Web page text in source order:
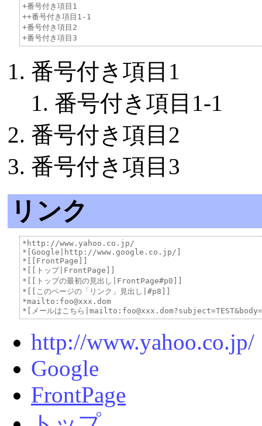
+番号付き項目1
++番号付き項目1-1
+番号付き項目2
番号付き項目1
番号付き項目1-1
番号付き項目2
番号付き項目3
リンク
*http://www.yahoo.co.jp/
*[Google|http://www.google.co.jp/]
*[[FrontPage]]
*[[トップ|FrontPage]]
*[[トップの最初の見出し|FrontPage#p0]]
*[[このページの「リンク」見出し|#p8]]
*mailto:foo@xxx.dom
http://www.yahoo.co.jp/
Google
FrontPage